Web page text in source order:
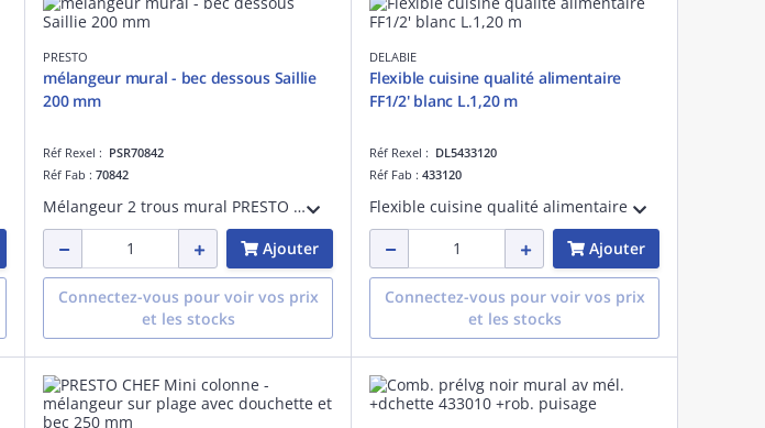
PRESTO
mélangeur mural - bec dessous Saillie
200 mm
Réf Rexel : PSR70842
Réf Fab : 70842
Mélangeur 2 trous mural PRESTO CHEF, avec bec par-dessous. Manettes ergonomiques.Tête céramique 1/4 de tour. Hauteur sous corps : 182 mm. Saillie : 200 mm. Raccords excentrés M1/2' M3/4' avec rosaces. Débit 81L/Min à 3 bar. Bec orientable
Ajouter
Connectez-vous pour voir vos prix
et les stocks
DELABIE
Flexible cuisine qualité alimentaire
FF1/2' blanc L.1,20 m
Réf Rexel : DL5433120
Réf Fab : 433120
Flexible cuisine qualité alimentaire
Ajouter
Connectez-vous pour voir vos prix
et les stocks